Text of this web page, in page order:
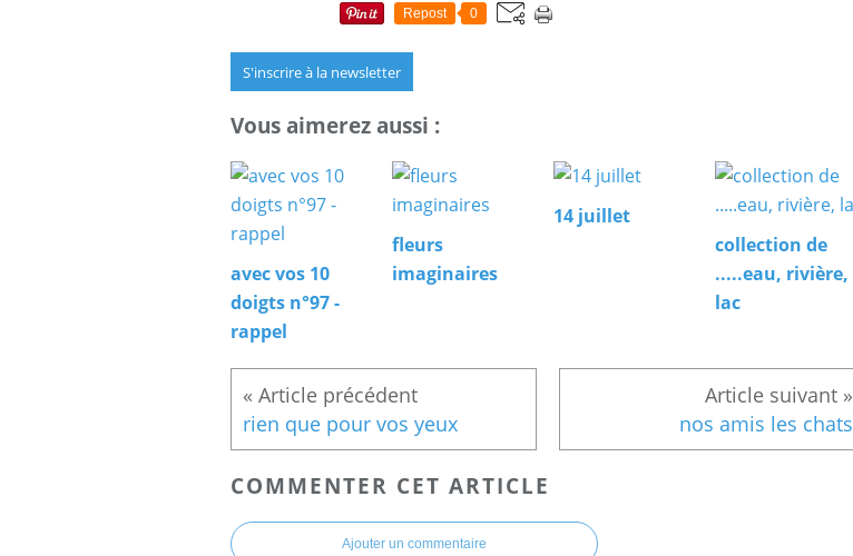
Repost 0
S'inscrire à la newsletter
Vous aimerez aussi :
avec vos 10
doigts n°97 -
rappel
fleurs
imaginaires
14 juillet
collection de
.....eau, rivière,
lac
rien que pour vos yeux nos amis les chats
COMMENTER CET ARTICLE
Ajouter un commentaire